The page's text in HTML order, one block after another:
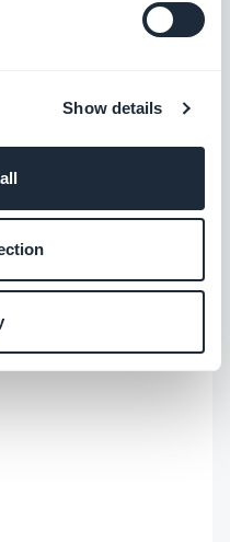
Show details
experiencia que